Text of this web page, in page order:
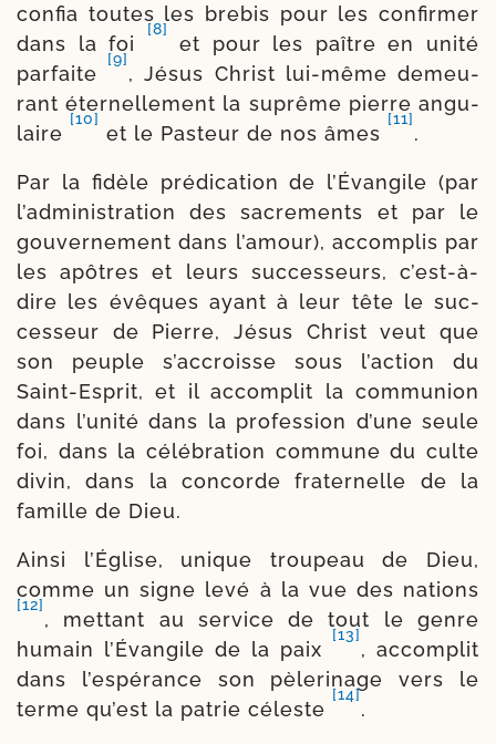
confia toutes les bre­bis pour les confir­mer
dans la foi
[8]
et pour les paître en uni­té
par­faite
[9]
, Jésus Christ lui-​même demeu­
rant éter­nel­le­ment la suprême pierre angu­
laire
[10]
et le Pasteur de nos âmes
[11]
.
Par la fidèle pré­di­ca­tion de l’Évangile (par
l’administration des sacre­ments et par le
gou­ver­ne­ment dans l’amour), accom­plis par
les apôtres et leurs suc­ces­seurs, c’est-à-
dire les évêques ayant à leur tête le suc­
ces­seur de Pierre, Jésus Christ veut que
son peuple s’accroisse sous l’action du
Saint-​Esprit, et il accom­plit la com­mu­nion
dans l’unité dans la pro­fes­sion d’une seule
foi, dans la célé­bra­tion com­mune du culte
divin, dans la concorde fra­ter­nelle de la
famille de Dieu.
Ainsi l’Église, unique trou­peau de Dieu,
comme un signe levé à la vue des nations
[12]
, met­tant au ser­vice de tout le genre
humain l’Évangile de la paix
[13]
, accom­plit
dans l’espérance son pèle­ri­nage vers le
terme qu’est la patrie céleste
[14]
.